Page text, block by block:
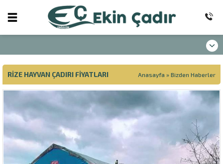
RIZE HAYVAN ÇADIRI FIYATLARI Anasayfa » Bizden Haberler